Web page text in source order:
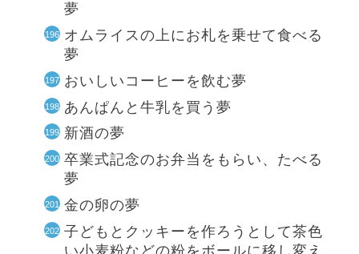
夢
オムライスの上にお札を乗せて食べる
夢
おいしいコーヒーを飲む夢
あんぱんと牛乳を買う夢
新酒の夢
卒業式記念のお弁当をもらい、たべる
夢
金の卵の夢
子どもとクッキーを作ろうとして茶色
い小麦粉などの粉をボールに移し変え